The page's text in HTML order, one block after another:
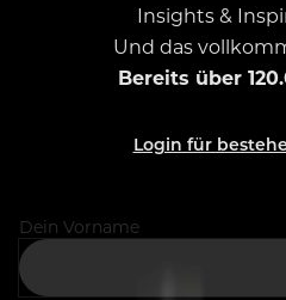
Insights &
Und das
Bereits über
Login für
Dein Vorname